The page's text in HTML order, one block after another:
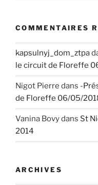
COMMENTAIRES
kapsulnyj_dom_ztpa
le circuit de Floreffe
Nigot Pierre dans -
de Floreffe 06/05/
Vanina Bovydans St
2014
ARCHIVES